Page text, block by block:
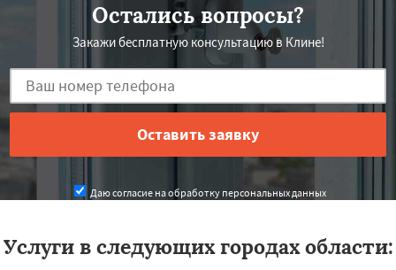
Остались вопросы?
Закажи бесплатную консультацию в Клине!
Даю согласие на обработку персональных данных
Услуги в следующих городах области: